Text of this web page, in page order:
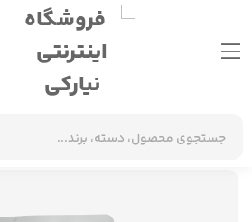
گیاهان دارویی گل سنجد